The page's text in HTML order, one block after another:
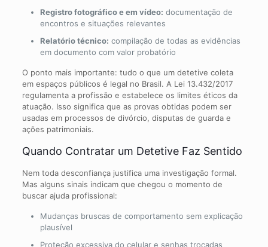
Registro fotográfico e em vídeo: documentação de
encontros e situações relevantes
Relatório técnico: compilação de todas as evidências
em documento com valor probatório
O ponto mais importante: tudo o que um detetive coleta
em espaços públicos é legal no Brasil. A Lei 13.432/2017
regulamenta a profissão e estabelece os limites éticos da
atuação. Isso significa que as provas obtidas podem ser
usadas em processos de divórcio, disputas de guarda e
ações patrimoniais.
Quando Contratar um Detetive Faz Sentido
Nem toda desconfiança justifica uma investigação formal.
Mas alguns sinais indicam que chegou o momento de
buscar ajuda profissional:
Mudanças bruscas de comportamento sem explicação
plausível
Proteção excessiva do celular e senhas trocadas